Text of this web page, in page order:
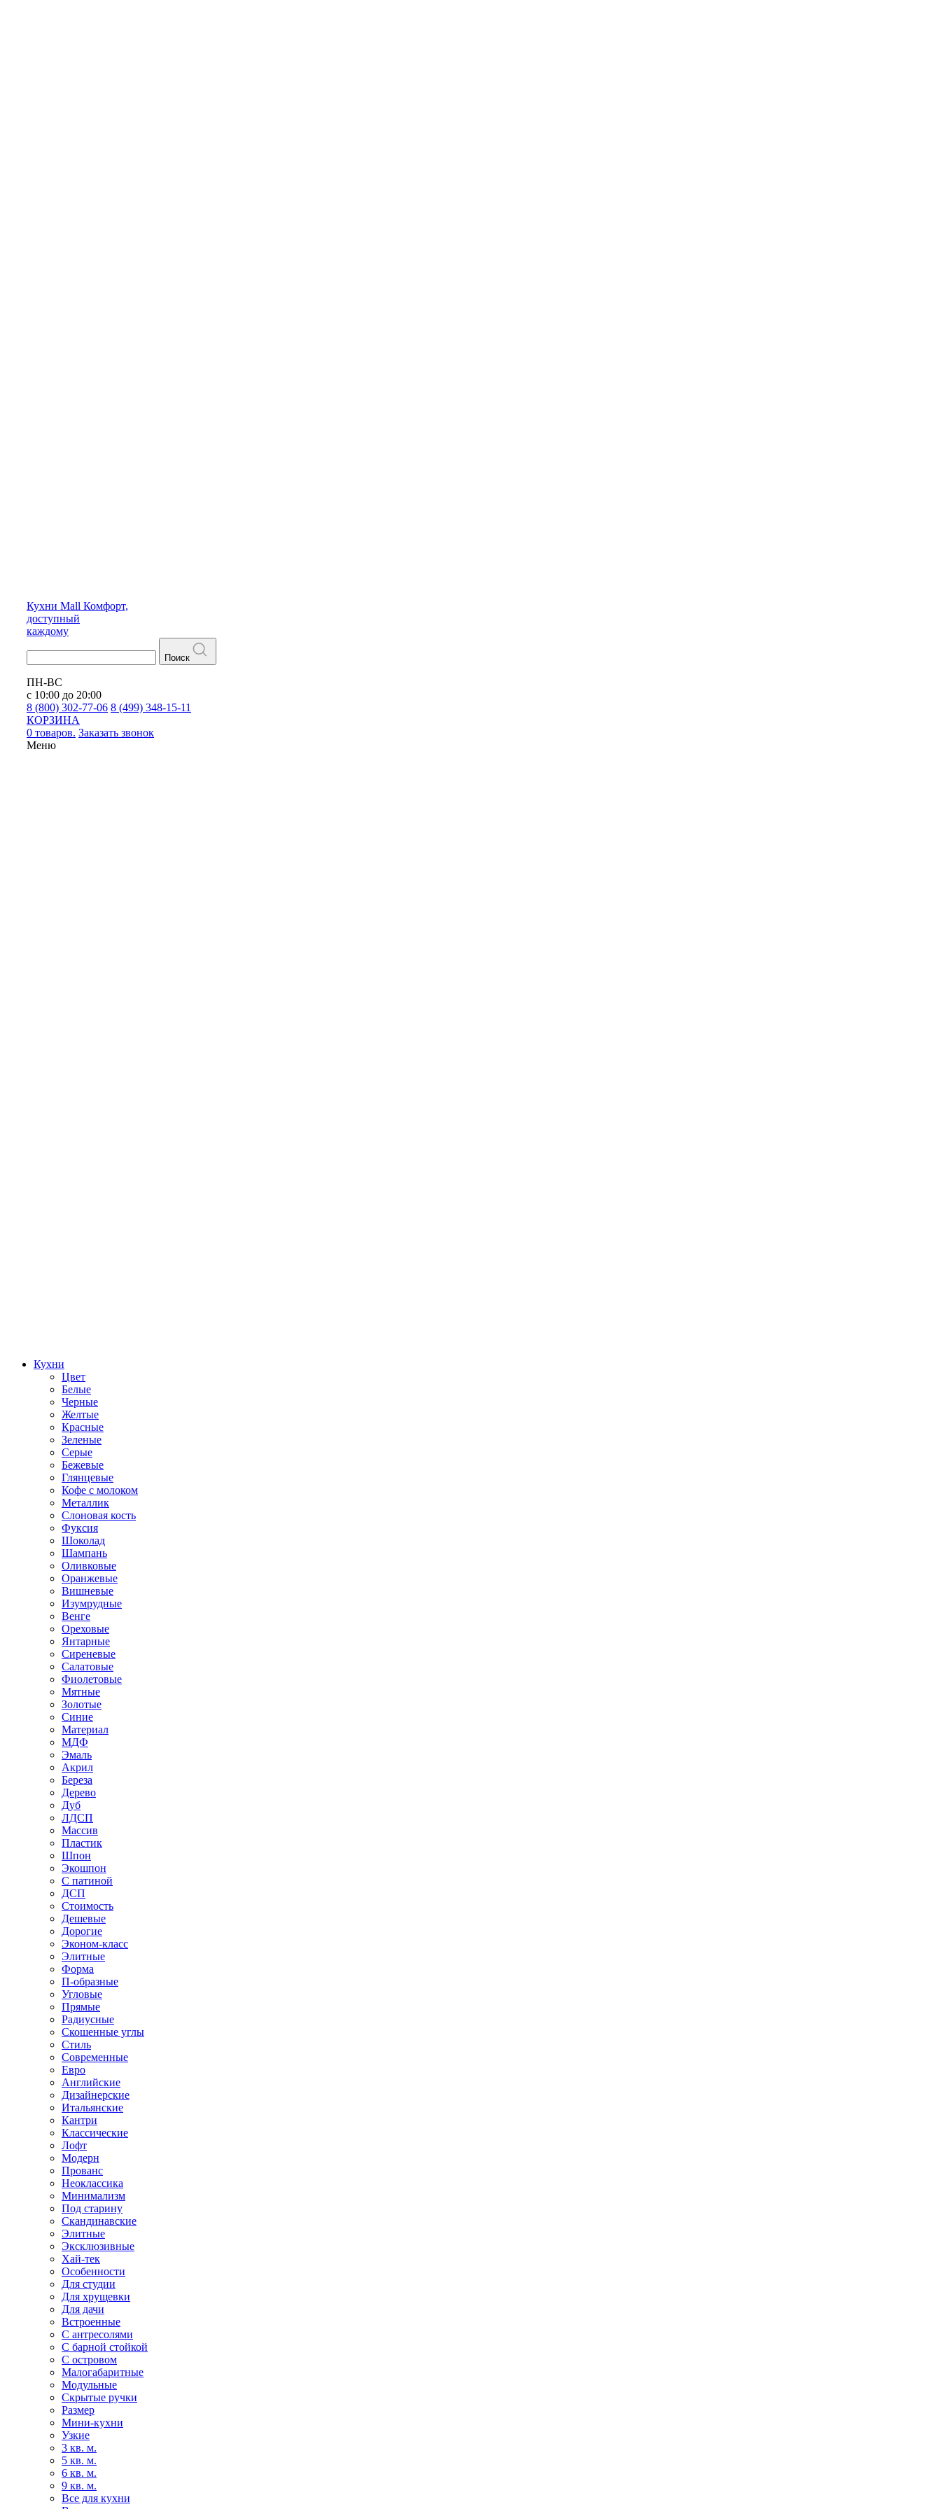
Кухни Mall Комфорт,
доступный
каждому
Поиск
ПН-ВС
с 10:00 до 20:00
8 (800) 302-77-06 8 (499) 348-15-11
КОРЗИНА
0 товаров. Заказать звонок
Меню
Кухни
Цвет
Белые
Черные
Желтые
Красные
Зеленые
Серые
Бежевые
Глянцевые
Кофе с молоком
Металлик
Слоновая кость
Фуксия
Шоколад
Шампань
Оливковые
Оранжевые
Вишневые
Изумрудные
Венге
Ореховые
Янтарные
Сиреневые
Салатовые
Фиолетовые
Мятные
Золотые
Синие
Материал
МДФ
Эмаль
Акрил
Береза
Дерево
Дуб
ЛДСП
Массив
Пластик
Шпон
Экошпон
С патиной
ДСП
Стоимость
Дешевые
Дорогие
Эконом-класс
Элитные
Форма
П-образные
Угловые
Прямые
Радиусные
Скошенные углы
Стиль
Современные
Евро
Английские
Дизайнерские
Итальянские
Кантри
Классические
Лофт
Модерн
Прованс
Неоклассика
Минимализм
Под старину
Скандинавские
Элитные
Эксклюзивные
Хай-тек
Особенности
Для студии
Для хрущевки
Для дачи
Встроенные
С антресолями
С барной стойкой
С островом
Малогабаритные
Модульные
Скрытые ручки
Размер
Мини-кухни
Узкие
3 кв. м.
5 кв. м.
6 кв. м.
9 кв. м.
Все для кухни